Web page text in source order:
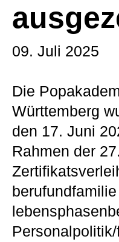
09. Juli 2025
Die
Württemberg
den 17. Juni
Rahmen der 27.